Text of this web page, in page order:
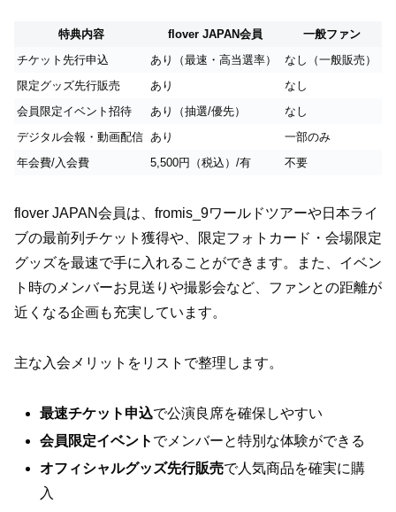
特典内容 flover JAPAN会員
一般ファン
チケット先行申込
あり（最速・高当選率）
なし（一般販売）
限定グッズ先行販売
あり
なし
会員限定イベント招待
あり（抽選/優先）
なし
デジタル会報・動画配信 あり
一部のみ
年会費/入会費
5,500円（税込）/有 不要
flover JAPAN会員は、fromis_9ワールドツアーや日本ライ
ブの最前列チケット獲得や、限定フォトカード・会場限定
グッズを最速で手に入れることができます。また、イベン
ト時のメンバーお見送りや撮影会など、ファンとの距離が
近くなる企画も充実しています。
主な入会メリットをリストで整理します。
最速チケット申込で公演良席を確保しやすい
会員限定イベント でメンバーと特別な体験ができる
オフィシャルグッズ先行販売で人気商品を確実に購
入